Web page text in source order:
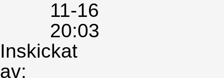
11-16
20:03
Inskickat
av: